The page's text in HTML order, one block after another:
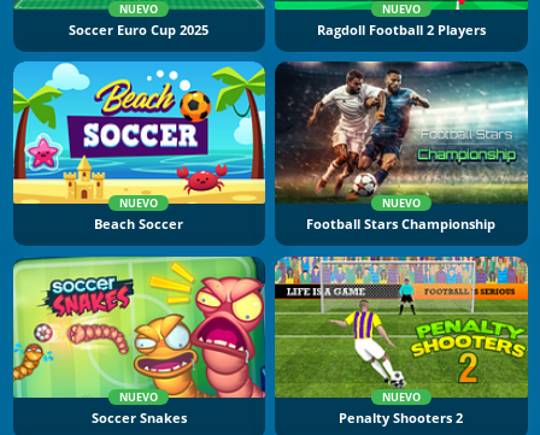
NUEVO
Soccer Euro Cup 2025
NUEVO
Ragdoll Football 2 Players
NUEVO
Beach Soccer
NUEVO
Football Stars Championship
NUEVO
Soccer Snakes
NUEVO
Penalty Shooters 2